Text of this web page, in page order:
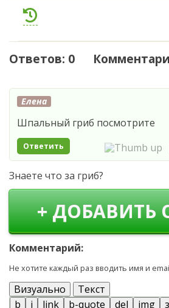
Ответов: 0
Елена
Шпальный гриб посмотрите
Ответить
Знаете что за гриб?
+ ДОБАВИТЬ
Комментарий:
Не хотите каждый раз вводить имя и
Визуально Текст